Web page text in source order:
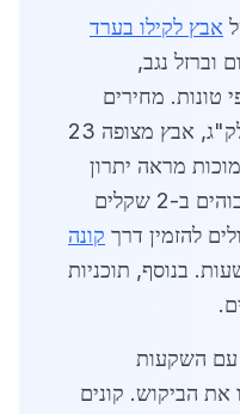
אבץ לקילו בערד
וברזל נגב,
טונות. מחירים
לדוגמה: אבץ גולמי 19 ש"ח לק"ג, אבץ מצופה 23
מראה יתרון
תחרותי: באשדוד המחירים גבוהים ב-2 שקלים
להזמין דרך קונה
אספקה תוך 24 שעות. בנוסף, תוכניות
צופה יציבות ב-2026, עם השקעות
את הביקוש. קונים